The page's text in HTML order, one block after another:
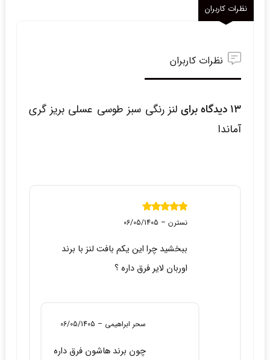
نظرات کاربران
نظرات کاربران
13 دیدگاه برای
لنز رنگی سبز طوسی عسلی بریز گری
آماندا
نمره5از 5 نسترن –
06/05/1405
ببخشید چرا این یکم بافت لنز با برند
اوربان لایر فرق داره ؟
سحر ابراهیمی –
06/05/1405
چون برند هاشون فرق داره